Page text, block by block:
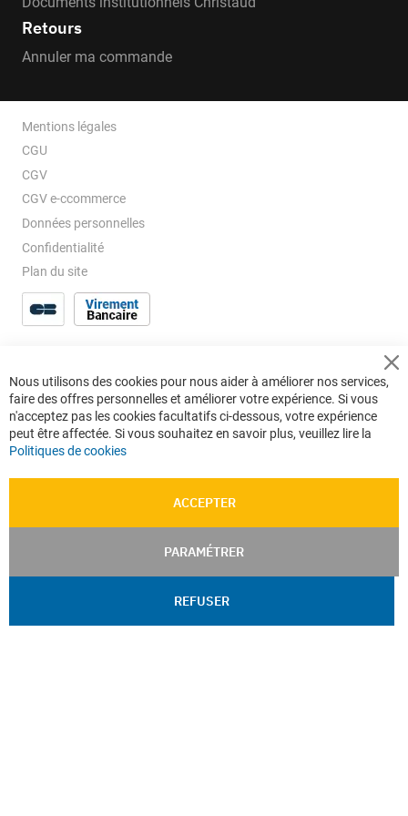
Retours
Annuler ma commande
Mentions légales
CGU
CGV
CGV e-ccommerce
Données personnelles
Confidentialité
Plan du site
Nous utilisons des cookies pour nous aider à améliorer nos services,
faire des offres personnelles et améliorer votre expérience. Si vous
n'acceptez pas les cookies facultatifs ci-dessous, votre expérience
peut être affectée. Si vous souhaitez en savoir plus, veuillez lire la
Politiques de cookies
ACCEPTER
PARAMÉTRER
REFUSER